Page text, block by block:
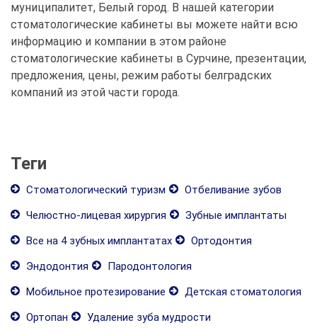
муниципалитет, Белый город. В нашей категории
стоматологические кабинеты вы можете найти всю
информацию и компании в этом районе
стоматологические кабинеты в Сурчине, презентации,
предложения, цены, режим работы белградских
компаний из этой части города.
Теги
Стоматологический туризм
Отбеливание зубов
Челюстно-лицевая хирургия
Зубные имплантаты
Все на 4 зубных имплантатах
Ортодонтия
Эндодонтия
Пародонтология
Мобильное протезирование
Детская стоматология
Ортопан
Удаление зуба мудрости